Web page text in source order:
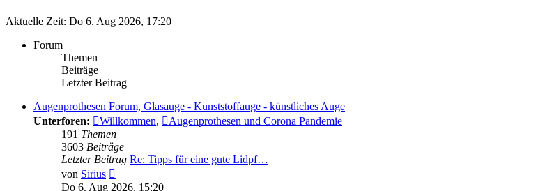
Aktuelle Zeit: Do 6. Aug 2026, 17:20
Forum
Themen
Beiträge
Letzter Beitrag
Augenprothesen Forum, Glasauge - Kunststoffauge - künstliches Auge
Unterforen:
Willkommen,
Augenprothesen und Corona Pandemie
191 Themen
3603 Beiträge
Letzter Beitrag Re: Tipps für eine gute Lidpf…
von Sirius
Beitrag
Do 6. Aug 2026, 15:20